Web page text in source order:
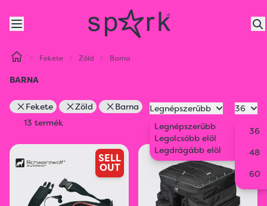
Fekete Zöld Barna
BARNA
Fekete Zöld
Barna
13 termék
Legnépszerűbb
Legnépszerűbb
Legolcsóbb elöl
Legdrágább elöl
36
36
48
60
SELL
OUT